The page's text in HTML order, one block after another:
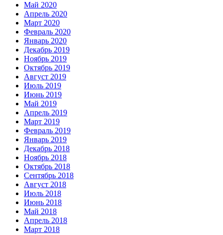
Май 2020
Апрель 2020
Март 2020
Февраль 2020
Январь 2020
Декабрь 2019
Ноябрь 2019
Октябрь 2019
Август 2019
Июль 2019
Июнь 2019
Май 2019
Апрель 2019
Март 2019
Февраль 2019
Январь 2019
Декабрь 2018
Ноябрь 2018
Октябрь 2018
Сентябрь 2018
Август 2018
Июль 2018
Июнь 2018
Май 2018
Апрель 2018
Март 2018